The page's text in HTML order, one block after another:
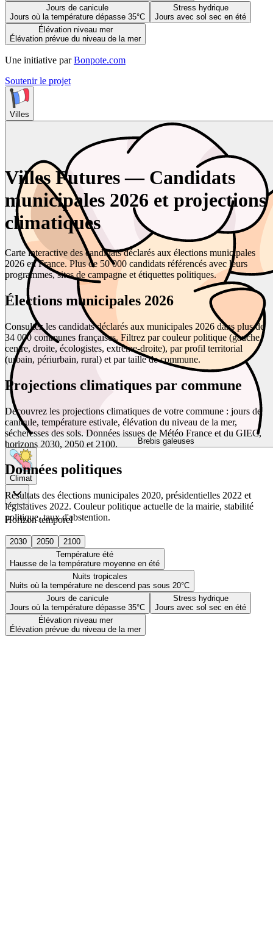
Jours de canicule
Jours où la température dépasse 35°C
Stress hydrique
Jours avec sol sec en été
Élévation niveau mer
Élévation prévue du niveau de la mer
Une initiative par Bonpote.com
Soutenir le projet
Villes
Brebis galeuses
Climat
Horizon temporel
2030 2050
2100
Température été
Hausse de la température moyenne en été
Nuits tropicales
Nuits où la température ne descend pas sous 20°C
Jours de canicule
Jours où la température dépasse 35°C
Stress hydrique
Jours avec sol sec en été
Élévation niveau mer
Élévation prévue du niveau de la mer
Villes Futures — Candidats
municipales 2026 et projections
climatiques
Carte interactive des candidats déclarés aux élections municipales
2026 en France. Plus de 50 000 candidats référencés avec leurs
programmes, sites de campagne et étiquettes politiques.
Élections municipales 2026
Consultez les candidats déclarés aux municipales 2026 dans plus de
34 000 communes françaises. Filtrez par couleur politique (gauche,
centre, droite, écologistes, extrême-droite), par profil territorial
(urbain, périurbain, rural) et par taille de commune.
Projections climatiques par commune
Découvrez les projections climatiques de votre commune : jours de
canicule, température estivale, élévation du niveau de la mer,
sécheresses des sols. Données issues de Météo France et du GIEC,
horizons 2030, 2050 et 2100.
Données politiques
Résultats des élections municipales 2020, présidentielles 2022 et
législatives 2022. Couleur politique actuelle de la mairie, stabilité
politique, taux d'abstention.